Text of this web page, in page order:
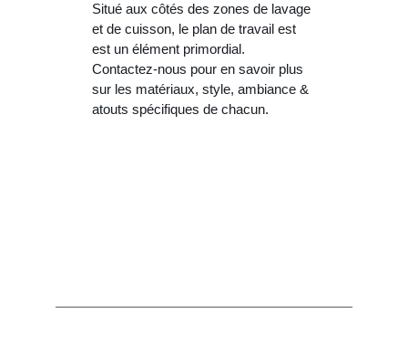
Situé aux côtés des zones de lavage
et de cuisson, le plan de travail est
est un élément primordial.
Contactez-nous pour en savoir plus
sur les matériaux, style, ambiance &
atouts spécifiques de chacun.